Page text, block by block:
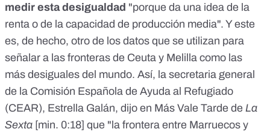
medir esta desigualdad "porque da una idea de la
renta o de la capacidad de producción media". Y este
es, de hecho, otro de los datos que se utilizan para
señalar a las fronteras de Ceuta y Melilla como las
más desiguales del mundo. Así, la secretaria general
de la Comisión Española de Ayuda al Refugiado
(CEAR), Estrella Galán, dijo en Más Vale Tarde de La
Sexta [min. 0:18] que "la frontera entre Marruecos y